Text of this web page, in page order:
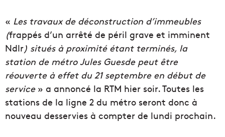
« Les travaux de déconstruction d’immeubles
(frappés d’un arrêté de péril grave et imminent
Ndlr) situés à proximité étant terminés, la
station de métro Jules Guesde peut être
réouverte à effet du 21 septembre en début de
service» a annoncé la RTM hier soir. Toutes les
stations de la ligne 2 du métro seront donc à
nouveau desservies à compter de lundi prochain.